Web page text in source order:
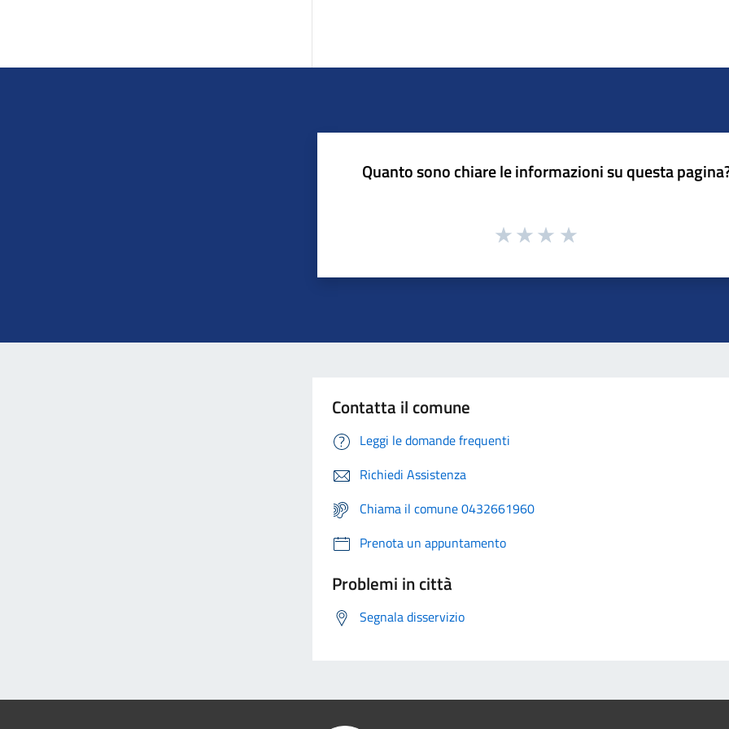
Quanto sono chiare le informazioni su questa
Contatta il comune
Leggi le domande frequenti
Richiedi Assistenza
Chiama il comune 0432661960
Prenota un appuntamento
Problemi in città
Segnala disservizio